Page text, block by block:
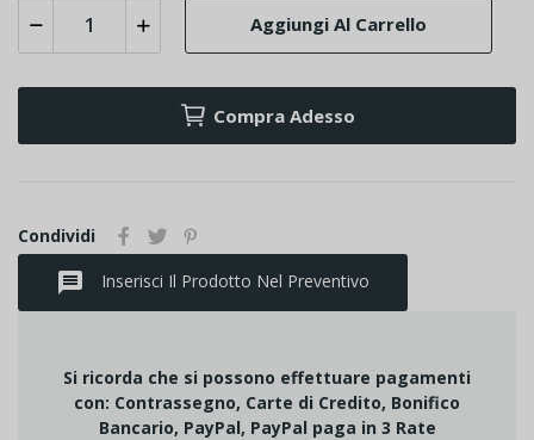
Aggiungi Al Carrello
Compra Adesso
Condividi
message Inserisci Il Prodotto Nel Preventivo
Si ricorda che si possono effettuare pagamenti
con: Contrassegno, Carte di Credito, Bonifico
Bancario, PayPal, PayPal paga in 3 Rate